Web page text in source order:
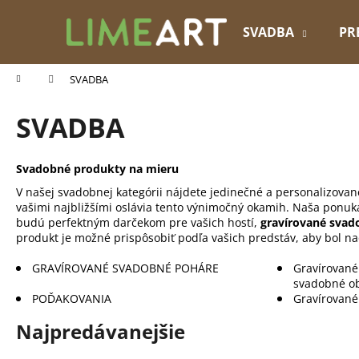
SVADBA
Domov SVADBA
SVADBA
Svadobné produkty na mieru
V našej svadobnej kategórii nájdete jedinečné a
vašimi najbližšími oslávia tento výnimočný okamih. Naša
budú perfektným darčekom pre vašich hostí, gravírované
produkt je možné prispôsobiť podľa vašich predstáv, aby bol
GRAVÍROVANÉ SVADOBNÉ POHÁRE
svadobné
POĎAKOVANIA
Najpredávanejšie
í
Späť
do
obchodu
Späť
do
obchodu